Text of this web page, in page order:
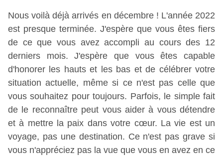
Nous voilà déjà arrivés en décembre ! L'année 2022
est presque terminée. J'espère que vous êtes fiers
de ce que vous avez accompli au cours des 12
derniers mois. J'espère que vous êtes capable
d'honorer les hauts et les bas et de célébrer votre
situation actuelle, même si ce n'est pas celle que
vous souhaitez pour toujours. Parfois, le simple fait
de le reconnaître peut vous aider à vous détendre
et à mettre la paix dans votre cœur. La vie est un
voyage, pas une destination. Ce n'est pas grave si
vous n'appréciez pas la vue que vous en avez en ce